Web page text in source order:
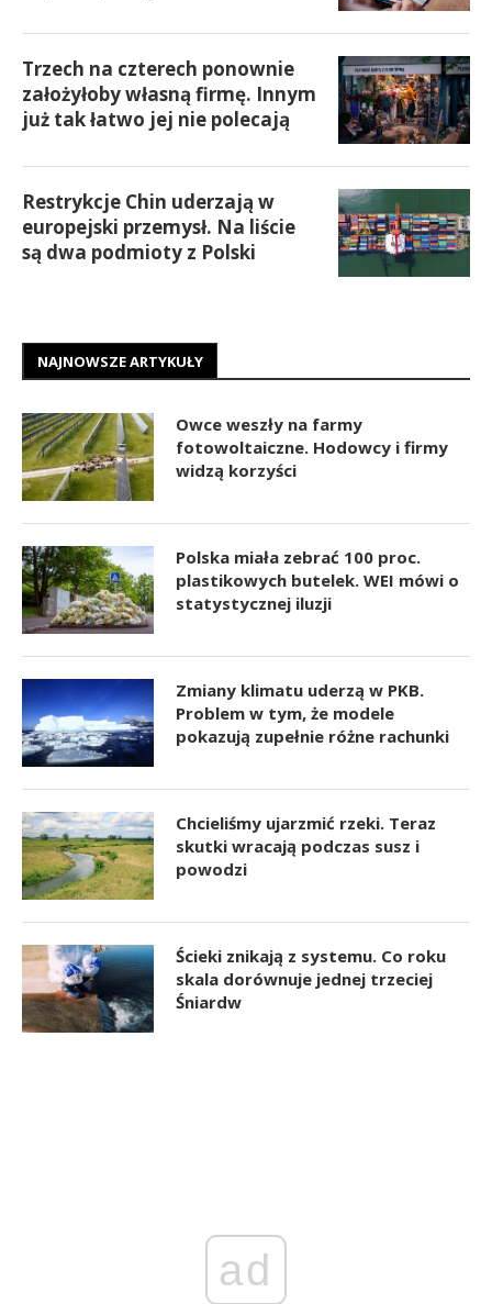
Trzech na czterech ponownie
założyłoby własną firmę. Innym
już tak łatwo jej nie polecają
Restrykcje Chin uderzają w
europejski przemysł. Na liście
są dwa podmioty z Polski
NAJNOWSZE ARTYKUŁY
Owce weszły na farmy
fotowoltaiczne. Hodowcy i firmy
widzą korzyści
Polska miała zebrać 100 proc.
plastikowych butelek. WEI mówi o
statystycznej iluzji
Zmiany klimatu uderzą w PKB.
Problem w tym, że modele
pokazują zupełnie różne rachunki
Chcieliśmy ujarzmić rzeki. Teraz
skutki wracają podczas susz i
powodzi
Ścieki znikają z systemu. Co roku
skala dorównuje jednej trzeciej
Śniardw
ad